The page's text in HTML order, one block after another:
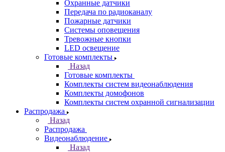
Охранные датчики
Передача по радиоканалу
Пожарные датчики
Системы оповещения
Тревожные кнопки
LED освещение
Готовые комплекты
Назад
Готовые комплекты
Комплекты систем видеонаблюдения
Комплекты домофонов
Комплекты систем охранной сигнализации
Распродажа
Назад
Распродажа
Видеонаблюдение
Назад